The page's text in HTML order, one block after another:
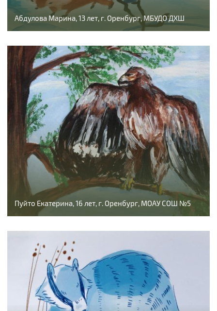
Абдулова Марина, 13 лет, г. Оренбург, МБУДО ДХШ
Пуйто Екатерина, 16 лет, г. Оренбург, МОАУ СОШ №5